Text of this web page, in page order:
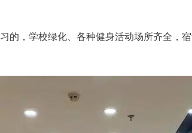
的，学校绿化、各种健身活动场所齐全，